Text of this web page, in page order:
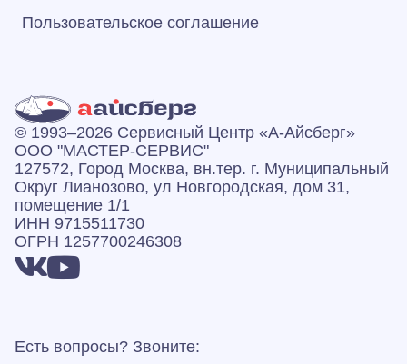
Пользовательское соглашение
© 1993–2026 Сервисный Центр «А‑Айсберг»
ООО "МАСТЕР-СЕРВИС"
127572, Город Москва, вн.тер. г. Муниципальный
Округ Лианозово, ул Новгородская, дом 31,
помещение 1/1
ИНН 9715511730
ОГРН 1257700246308
Есть вопросы? Звоните: